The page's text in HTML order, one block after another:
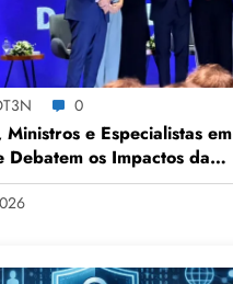
0
Ministros e Especialistas em
Debatem os Impactos da
IA e Proteção de Dados no
Direito Digital da OAB